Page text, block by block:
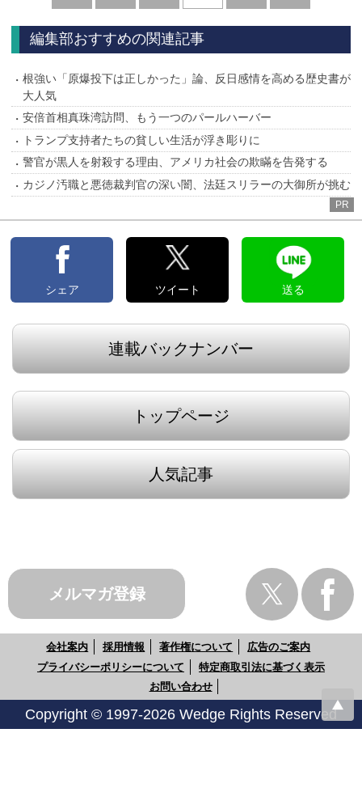
へ
へ
編集部おすすめの関連記事
根強い「原爆投下は正しかった」論、反日感情を高める歴史書が
大人気
安倍首相真珠湾訪問、もう一つのパールハーバー
トランプ支持者たちの貧しい生活が浮き彫りに
警官が黒人を射殺する理由、アメリカ社会の欺瞞を告発する
カジノ汚職と悪徳裁判官の深い闇、法廷スリラーの大御所が挑む
PR
シェア ツイート 送る
連載バックナンバー
トップページ
人気記事
メルマガ登録
会社案内 採用情報 著作権について
広告のご案内
プライバシーポリシーについて
特定商取引法に基づく表示
お問い合わせ
Copyright © 1997-2026 Wedge Rights Reserved